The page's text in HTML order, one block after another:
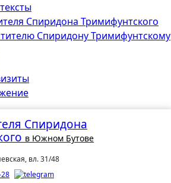
Спиридона Тримифунтского
Спиридону Тримифунтскому
Спиридона
в Южном Бутове
вл. 31/48